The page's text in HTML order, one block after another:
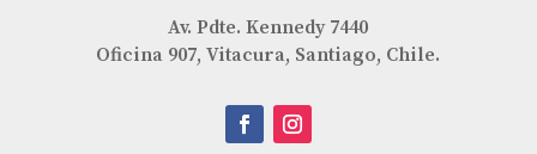
Av. Pdte. Kennedy 7440
Oficina 907, Vitacura, Santiago, Chile.